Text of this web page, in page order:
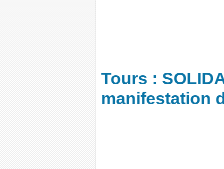
Tours :
manifestation